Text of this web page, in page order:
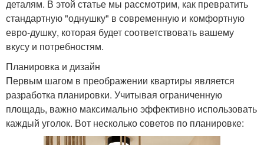
деталям. В этой статье мы рассмотрим, как превратить
стандартную "однушку" в современную и комфортную
евро-душку, которая будет соответствовать вашему
вкусу и потребностям.
Планировка и дизайн
Первым шагом в преображении квартиры является
разработка планировки. Учитывая ограниченную
площадь, важно максимально эффективно использовать
каждый уголок. Вот несколько советов по планировке: